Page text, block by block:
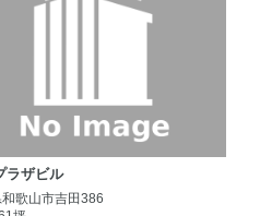
ラザビル
歌山市吉田386